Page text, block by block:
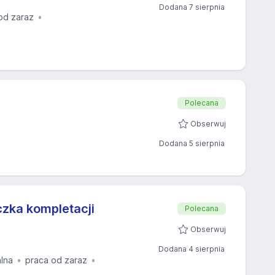
zaraz
Dodana 7 sierpnia
Polecana
Obserwuj
Dodana 5 sierpnia
kompletacji
praca od zaraz
Polecana
Obserwuj
Dodana 4 sierpnia